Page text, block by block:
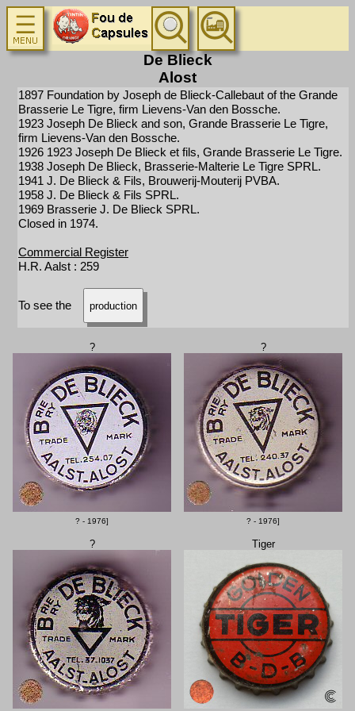
De Blieck
Alost
1897 Foundation by Joseph de Blieck-Callebaut of the Grande
Brasserie Le Tigre, firm Lievens-Van den Bossche.
1923 Joseph De Blieck and son, Grande Brasserie Le Tigre,
firm Lievens-Van den Bossche.
1926 1923 Joseph De Blieck et fils, Grande Brasserie Le Tigre.
1938 Joseph De Blieck, Brasserie-Malterie Le Tigre SPRL.
1941 J. De Blieck & Fils, Brouwerij-Mouterij PVBA.
1958 J. De Blieck & Fils SPRL.
1969 Brasserie J. De Blieck SPRL.
Closed in 1974.
Commercial Register
H.R. Aalst : 259
To see the production
?
? - 1976]
?
? - 1976]
? Tiger